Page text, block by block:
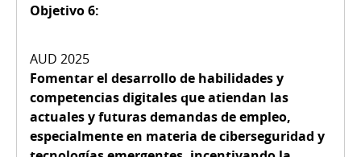
Objetivo 6:
Fomentar el desarrollo de habilidades y
competencias digitales que atiendan las
actuales y futuras demandas de empleo,
especialmente en materia de ciberseguridad y